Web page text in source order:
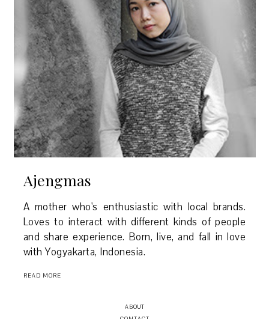
Ajengmas
A mother who's enthusiastic with local brands.
Loves to interact with different kinds of people
and share experience. Born, live, and fall in love
with Yogyakarta, Indonesia.
READ MORE
ABOUT